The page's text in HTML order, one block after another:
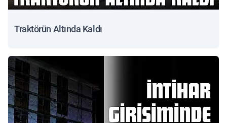
Traktörün Altında Kaldı